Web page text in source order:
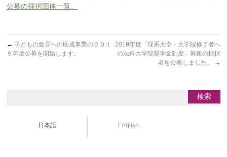
公募の採択団体一覧。
← 子どもの食育への助成事業の２０１
９年度公募を開始します。
2019年度「理系大学・大学院修了者へ
の法科大学院奨学金制度」募集の採択
者を公表しました。
→
日本語 English